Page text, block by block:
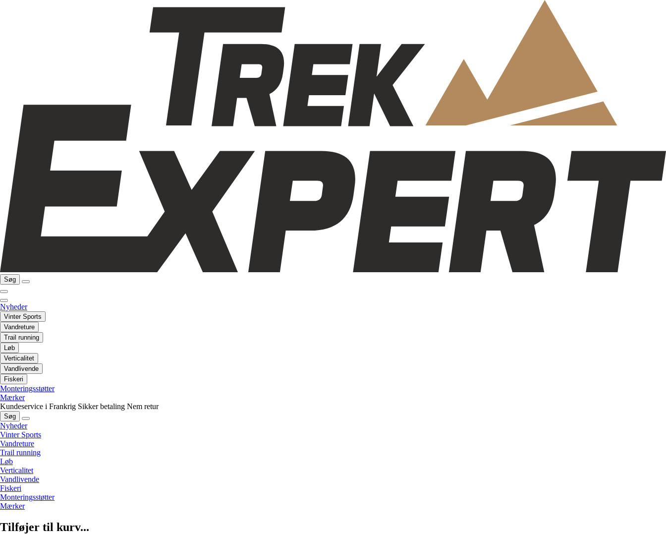
Søg
Nyheder
Vinter Sports
Vandreture
Trail running
Løb
Verticalitet
Vandlivende
Fiskeri
Monteringsstøtter
Mærker
Kundeservice i Frankrig Sikker betaling Nem retur
Søg
Nyheder
Vinter Sports
Vandreture
Trail running
Løb
Verticalitet
Vandlivende
Fiskeri
Monteringsstøtter
Mærker
Tilføjer til kurv...